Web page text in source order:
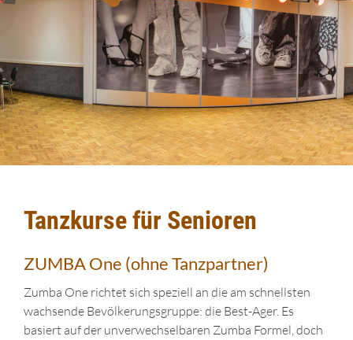
Tanzkurse für Senioren
ZUMBA One (ohne Tanzpartner)
Zumba One richtet sich speziell an die am schnellsten
wachsende Bevölkerungsgruppe: die Best-Ager. Es
basiert auf der unverwechselbaren Zumba Formel, doch